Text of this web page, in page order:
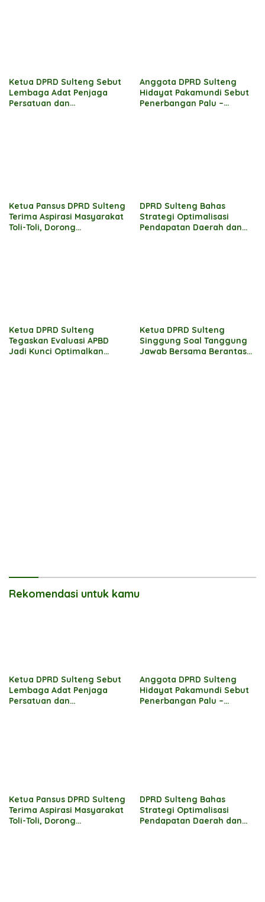
Ketua DPRD Sulteng Sebut
Lembaga Adat Penjaga
Persatuan dan
Anggota DPRD Sulteng
Hidayat Pakamundi Sebut
Penerbangan Palu –
Ketua Pansus DPRD Sulteng
Terima Aspirasi Masyarakat
Toli-Toli, Dorong
DPRD Sulteng Bahas
Strategi Optimalisasi
Pendapatan Daerah dan
Ketua DPRD Sulteng
Tegaskan Evaluasi APBD
Jadi Kunci Optimalkan
Ketua DPRD Sulteng
Singgung Soal Tanggung
Jawab Bersama Berantas
Rekomendasi untuk kamu
Ketua DPRD Sulteng Sebut
Lembaga Adat Penjaga
Persatuan dan
Anggota DPRD Sulteng
Hidayat Pakamundi Sebut
Penerbangan Palu –
Ketua Pansus DPRD Sulteng
Terima Aspirasi Masyarakat
Toli-Toli, Dorong
DPRD Sulteng Bahas
Strategi Optimalisasi
Pendapatan Daerah dan